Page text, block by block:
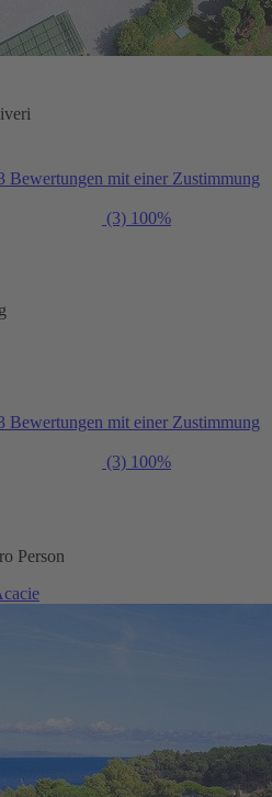
Bewertungen mit einer Zustimmung
(3) 100%
Bewertungen mit einer Zustimmung
(3) 100%
Person